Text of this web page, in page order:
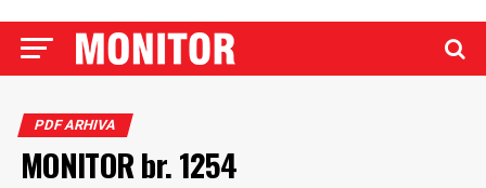
PDF ARHIVA
MONITOR br. 1254